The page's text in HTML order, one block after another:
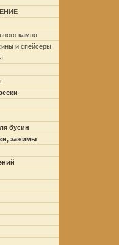
камня
и спейсеры
бусин
зажимы